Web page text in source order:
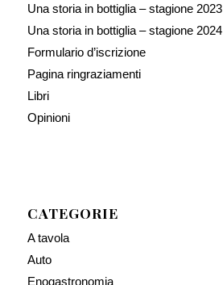
Una storia in bottiglia – stagione 2023
Una storia in bottiglia – stagione 2024
Formulario d’iscrizione
Pagina ringraziamenti
Libri
Opinioni
CATEGORIE
A tavola
Auto
Enogastronomia